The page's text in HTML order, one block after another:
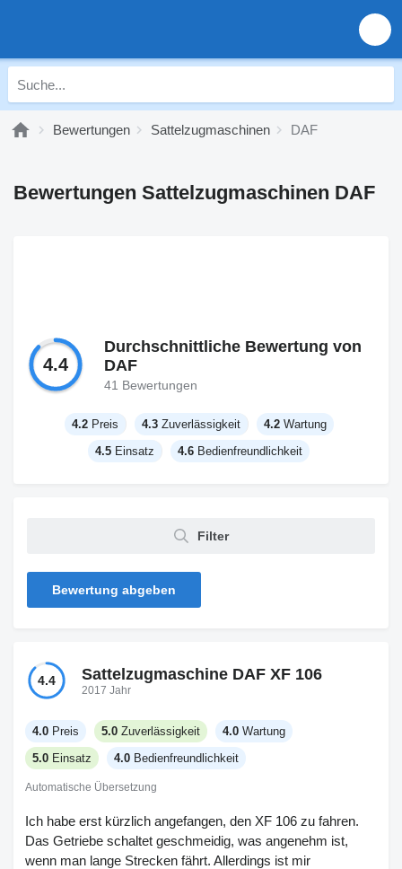
Bewertungen Sattelzugmaschinen DAF
Bewertungen Sattelzugmaschinen DAF
4.4
Durchschnittliche Bewertung von
DAF
41 Bewertungen
4.2Preis 4.3Zuverlässigkeit 4.2Wartung
4.5 Einsatz 4.6 Bedienfreundlichkeit
Filter
Bewertung abgeben
4.4 Sattelzugmaschine DAF XF 106
2017 Jahr
4.0 Preis 5.0 Zuverlässigkeit 4.0 Wartung
5.0 Einsatz 4.0 Bedienfreundlichkeit
Automatische Übersetzung
Ich habe erst kürzlich angefangen, den XF 106 zu fahren.
Das Getriebe schaltet geschmeidig, was angenehm ist,
wenn man lange Strecken fährt. Allerdings ist mir